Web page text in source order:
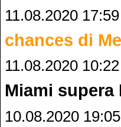
11.08.2020
chances di
11.08.2020
Miami supera
10.08.2020